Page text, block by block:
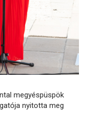
megyéspüspök
nyitotta meg